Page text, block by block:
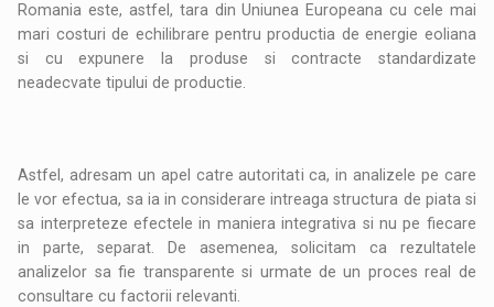
Romania este, astfel, tara din Uniunea Europeana cu cele mai
mari costuri de echilibrare pentru productia de energie eoliana
si cu expunere la produse si contracte standardizate
neadecvate tipului de productie.
Astfel, adresam un apel catre autoritati ca, in analizele pe care
le vor efectua, sa ia in considerare intreaga structura de piata si
sa interpreteze efectele in maniera integrativa si nu pe fiecare
in parte, separat. De asemenea, solicitam ca rezultatele
analizelor sa fie transparente si urmate de un proces real de
consultare cu factorii relevanti.